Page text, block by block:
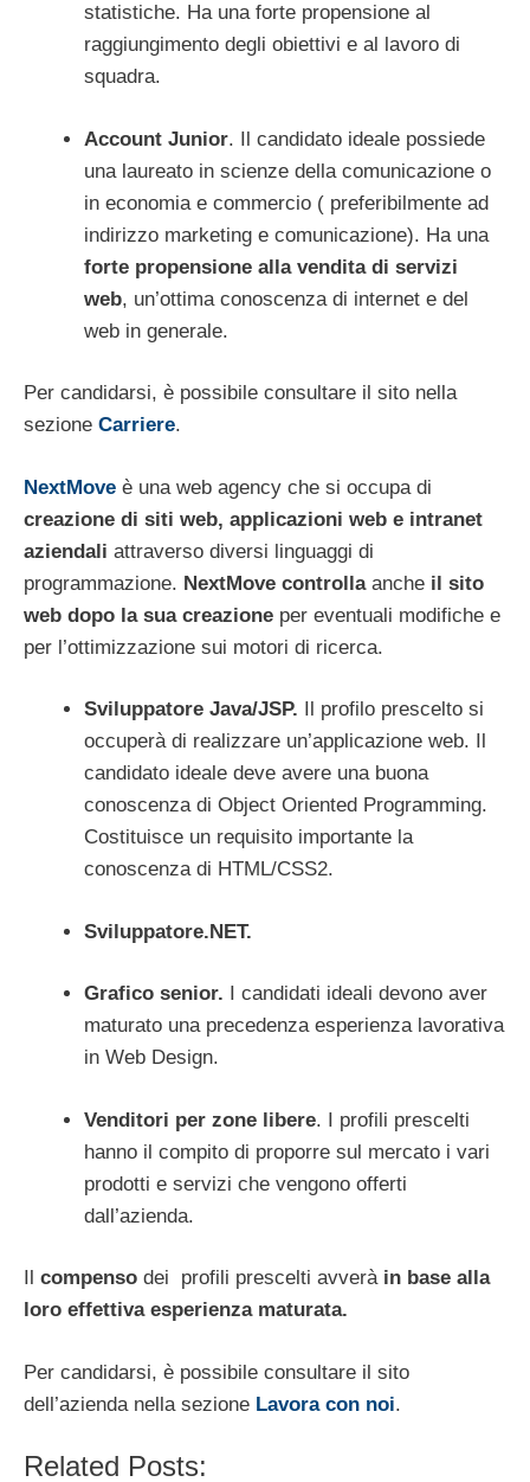
statistiche. Ha una forte propensione al
raggiungimento degli obiettivi e al lavoro di
squadra.
Account Junior. Il candidato ideale possiede
una laureato in scienze della comunicazione o
in economia e commercio ( preferibilmente ad
indirizzo marketing e comunicazione). Ha una
forte propensione alla vendita di servizi
web, un’ottima conoscenza di internet e del
web in generale.
Per candidarsi, è possibile consultare il sito nella
sezione Carriere.
NextMove è una web agency che si occupa di
creazione di siti web, applicazioni web e intranet
aziendali attraverso diversi linguaggi di
programmazione. NextMove controlla anche il sito
web dopo la sua creazione per eventuali modifiche e
per l’ottimizzazione sui motori di ricerca.
Sviluppatore Java/JSP. Il profilo prescelto si
occuperà di realizzare un’applicazione web. Il
candidato ideale deve avere una buona
conoscenza di Object Oriented Programming.
Costituisce un requisito importante la
conoscenza di HTML/CSS2.
Sviluppatore.NET.
Grafico senior. I candidati ideali devono aver
maturato una precedenza esperienza lavorativa
in Web Design.
Venditori per zone libere. I profili prescelti
hanno il compito di proporre sul mercato i vari
prodotti e servizi che vengono offerti
dall’azienda.
Il compenso dei profili prescelti avverà in base alla
loro effettiva esperienza maturata.
Per candidarsi, è possibile consultare il sito
dell’azienda nella sezione Lavora con noi.
Related Posts: